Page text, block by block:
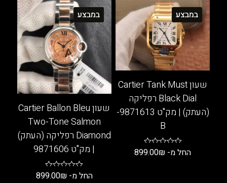
מספר
סוגים.
ניתן
לבחור
את
האפשרויות
בעמוד
המוצר
זה
יש
מספר
סוגים.
ניתן
לבחור
את
האפשרויות
בעמוד
המוצר
במבצע
שעון Cartier Tank Must
Black Dial רפליקה
(העתק) | מק"ט 9871613-
B
החל מ- 899.00₪
במבצע
שעון Cartier Ballon Bleu
Two-Tone Salmon
Diamond רפליקה (העתק)
| מק"ט 9871606
החל מ- 899.00₪